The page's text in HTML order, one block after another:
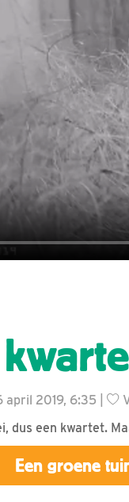
april 2019, 6:35 |
dus een kwartet.
Een groene